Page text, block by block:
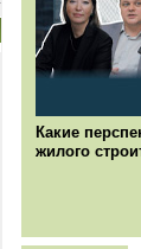
Какие
жилого